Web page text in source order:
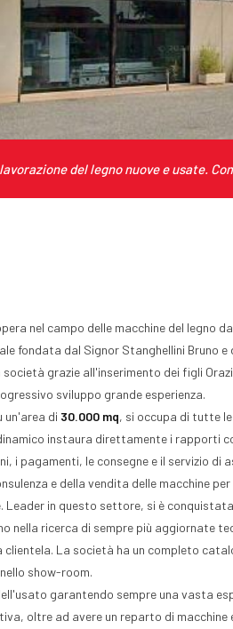
del legno nuove e usate.
nel campo delle macchine del legno
fondata dal Signor Stanghellini Bruno e
grazie all'inserimento dei figli
sviluppo grande esperienza.
un'area di 30.000 mq, si occupa di tutte
instaura direttamente i rapporti
i pagamenti, le consegne e il servizio di
e della vendita delle macchine
Leader in questo settore, si è
nella ricerca di sempre più aggiornate
clientela. La società ha un completo
show-room.
garantendo sempre una vasta
oltre ad avere un reparto di